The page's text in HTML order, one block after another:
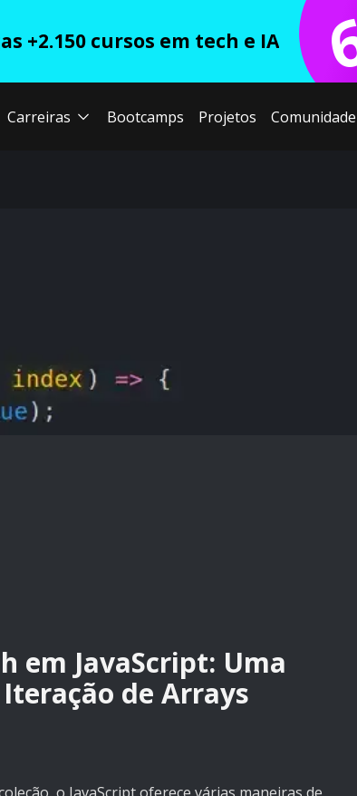
+2.150 cursos em tech e IA
Carreiras Bootcamps Projetos Comunidade
em JavaScript: Uma
de Arrays